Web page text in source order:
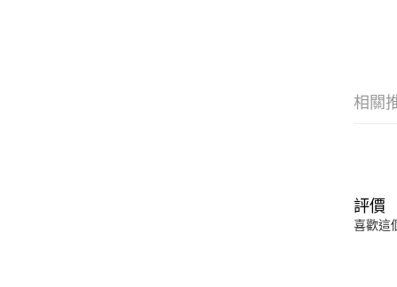
相關
評價
喜歡這